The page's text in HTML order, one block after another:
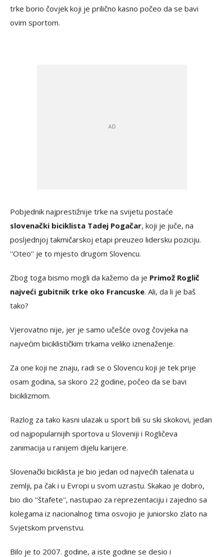
trke borio čovjek koji je prilično kasno počeo da se bavi
ovim sportom.
Pobjednik najprestižnije trke na svijetu postaće
slovenački biciklista Tadej Pogačar, koji je juče, na
posljednjoj takmičarskoj etapi preuzeo lidersku poziciju.
''Oteo'' je to mjesto drugom Slovencu.
Zbog toga bismo mogli da kažemo da je Primož Roglič
najveći gubitnik trke oko Francuske. Ali, da li je baš
tako?
Vjerovatno nije, jer je samo učešće ovog čovjeka na
najvećim biciklističkim trkama veliko iznenaženje.
Za one koji ne znaju, radi se o Slovencu koji je tek prije
osam godina, sa skoro 22 godine, počeo da se bavi
biciklizmom.
Razlog za tako kasni ulazak u sport bili su ski skokovi, jedan
od najpopularnijih sportova u Sloveniji i Rogličeva
zanimacija u ranijem dijelu karijere.
Slovenački biciklista je bio jedan od najvećih talenata u
zemlji, pa čak i u Evropi u svom uzrastu. Skakao je dobro,
bio dio ''štafete'', nastupao za reprezentaciju i zajedno sa
kolegama iz nacionalnog tima osvojio je juniorsko zlato na
Svjetskom prvenstvu.
Bilo je to 2007. godine, a iste godine se desio i